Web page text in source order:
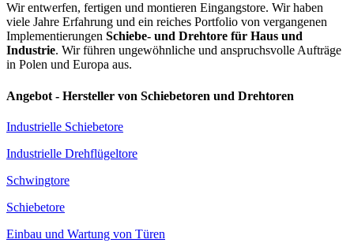
Wir entwerfen, fertigen und montieren Eingangstore. Wir haben
viele Jahre Erfahrung und ein reiches Portfolio von vergangenen
Implementierungen Schiebe- und Drehtore für Haus und
Industrie. Wir führen ungewöhnliche und anspruchsvolle Aufträge
in Polen und Europa aus.
Angebot - Hersteller von Schiebetoren und Drehtoren
Industrielle Schiebetore
Industrielle Drehflügeltore
Schwingtore
Schiebetore
Einbau und Wartung von Türen